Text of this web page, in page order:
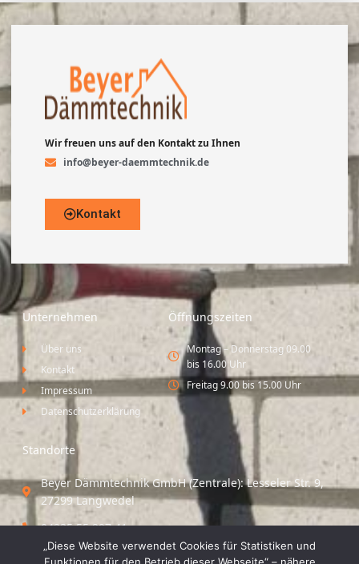
Wir freuen uns auf den Kontakt zu Ihnen
info@beyer-daemmtechnik.de
Kontakt
Unternehmen
Über uns
Kontakt
Impressum
Datenschutzerklärung
Öffnungszeiten
Montag – Donnerstag 09.00
bis 16.00 Uhr
Freitag 9.00 bis 15.00 Uhr
Standorte
Beyer Dämmtechnik GmbH (Zentrale): Lesseler Str. 9,
27299 Langwedel
04235 55 297 41
Standort Vechta / Minden: Osloer Straße 21 49377
„Diese Website verwendet Cookies für Statistiken und